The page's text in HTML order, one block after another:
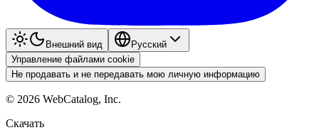
Внешний вид
Pyccкий
Управление файлами cookie
Не продавать и не передавать мою личную информацию
© 2026 WebCatalog, Inc.
Скачать